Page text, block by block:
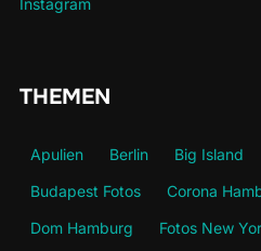
Instagram
THEMEN
Apulien Berlin Big Island
Budapest Fotos
Corona
Dom Hamburg
Fotos New